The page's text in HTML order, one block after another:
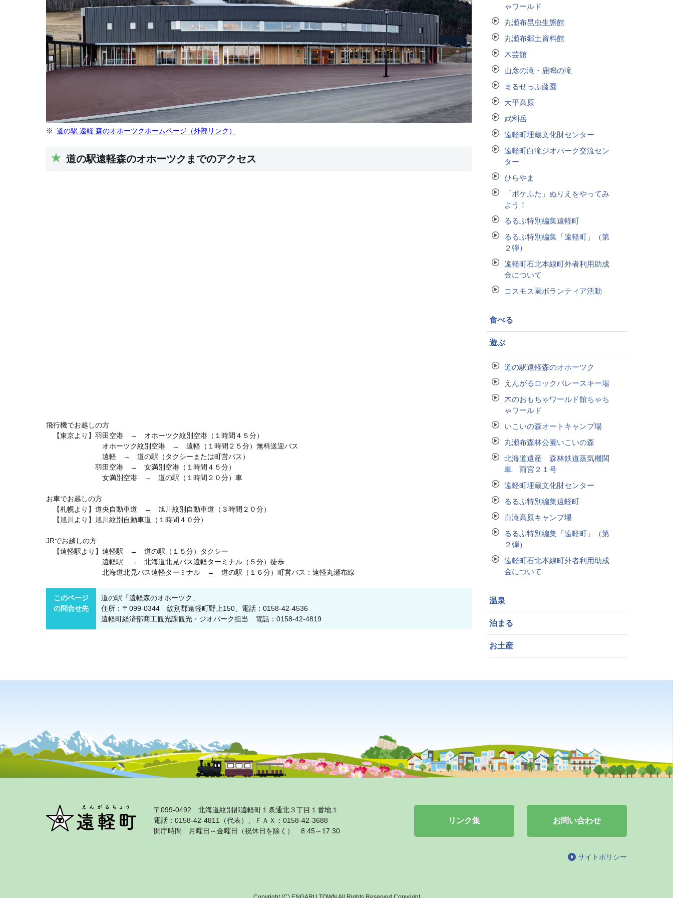
道の駅 遠軽 森のオホーツクホームページ（外部リンク）
道の駅遠軽森のオホーツクまでのアクセス
飛行機でお越しの方
【東京より】羽田空港 → オホーツク紋別空港（１時間４５分）
オホーツク紋別空港 → 遠軽（１時間２５分）無料送迎バス
遠軽 → 道の駅（タクシーまたは町営バス）
羽田空港 → 女満別空港（１時間４５分）
女満別空港 → 道の駅（１時間２０分）車
お車でお越しの方
【札幌より】道央自動車道 → 旭川紋別自動車道（３時間２０分）
【旭川より】旭川紋別自動車道（１時間４０分）
JRでお越しの方
【遠軽駅より】遠軽駅 → 道の駅（１５分）タクシー
遠軽駅 → 北海道北見バス遠軽ターミナル（５分）徒歩
北海道北見バス遠軽ターミナル → 道の駅（１６分）町営バス：遠軽丸瀬布線
このページ
の問合せ先
道の駅「遠軽森のオホーツク」
住所：〒099-0344 紋別郡遠軽町野上150、電話：0158-42-4536
遠軽町経済部商工観光課観光・ジオパーク担当 電話：0158-42-4819
ゃワールド
丸瀬布昆虫生態館
丸瀬布郷土資料館
木芸館
山彦の滝・鹿鳴の滝
まるせっぷ藤園
大平高原
武利岳
遠軽町埋蔵文化財センター
遠軽町白滝ジオパーク交流セン
ター
ひらやま
「ポケふた」ぬりえをやってみ
よう！
るるぶ特別編集遠軽町
るるぶ特別編集「遠軽町」（第
２弾）
遠軽町石北本線町外者利用助成
金について
コスモス園ボランティア活動
食べる
遊ぶ
道の駅遠軽森のオホーツク
えんがるロックバレースキー場
木のおもちゃワールド館ちゃち
ゃワールド
いこいの森オートキャンプ場
丸瀬布森林公園いこいの森
北海道遺産 森林鉄道蒸気機関
車 雨宮２１号
遠軽町埋蔵文化財センター
るるぶ特別編集遠軽町
白滝高原キャンプ場
るるぶ特別編集「遠軽町」（第
２弾）
遠軽町石北本線町外者利用助成
金について
温泉
泊まる
お土産
〒099‐0492 北海道紋別郡遠軽町１条通北３丁目１番地１
電話：0158‐42‐4811（代表）、ＦＡＸ：0158‐42‐3688
開庁時間 月曜日～金曜日（祝休日を除く） 8:45～17:30
リンク集 お問い合わせ
サイトポリシー